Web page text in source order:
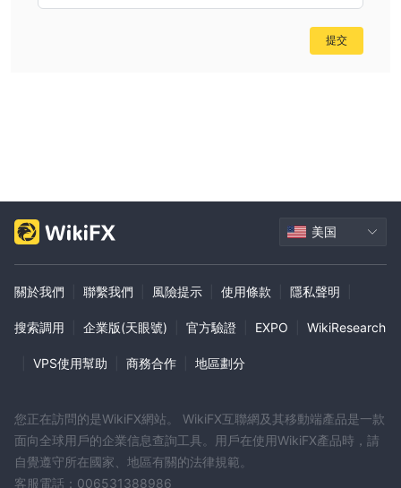
提交
美国
關於我們 聯繫我們 風險提示 使用條款 隱私聲明
搜索調用 企業版(天眼號) 官方驗證 EXPO WikiResearch
VPS使用幫助 商務合作 地區劃分
您正在訪問的是WikiFX網站。 WikiFX互聯網及其移動端產品是一款
面向全球用戶的企業信息查詢工具。用戶在使用WikiFX產品時，請
自覺遵守所在國家、地區有關的法律規範。
客服電話：006531388986